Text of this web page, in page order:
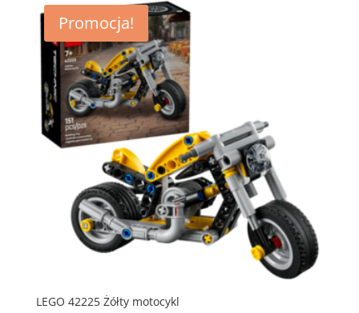
279,99 zł.
251,99 zł.
Promocja!
LEGO 42225 Żółty motocykl